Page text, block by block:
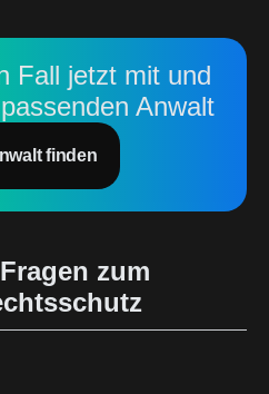
Fall jetzt mit und
Anwalt
finden
zum